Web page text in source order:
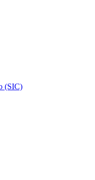
(SIC)